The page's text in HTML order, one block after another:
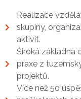
Realizace
skupiny,
aktivit.
Široká základna
praxe z
projektů.
Více než 50